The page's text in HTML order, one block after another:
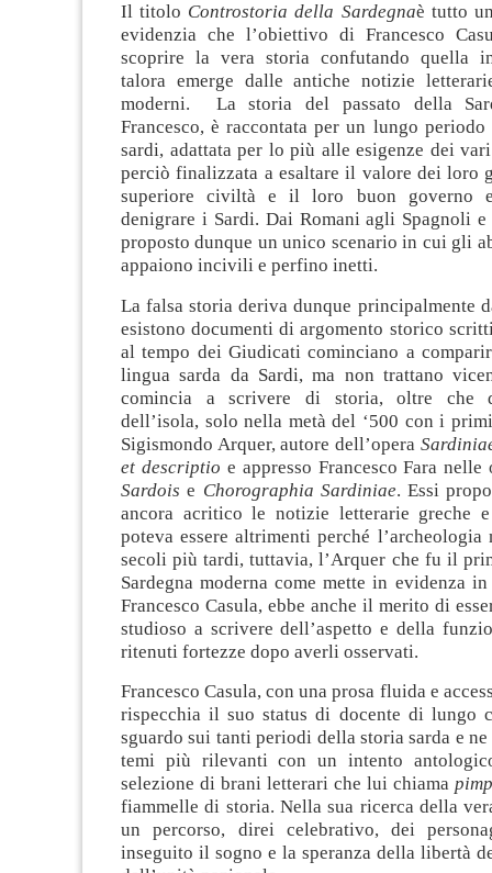
Il titolo Controstoria della Sardegnaè tutto
evidenzia che l’obiettivo di Francesco
scoprire la vera storia confutando quella
talora emerge dalle antiche notizie
moderni. La storia del passato della
Francesco, è raccontata per un lungo
sardi, adattata per lo più alle esigenze dei
perciò finalizzata a esaltare il valore dei loro
superiore civiltà e il loro buon governo
denigrare i Sardi. Dai Romani agli Spagnoli e
proposto dunque un unico scenario in cui gli
appaiono incivili e perfino inetti.
La falsa storia deriva dunque principalmente
esistono documenti di argomento storico
al tempo dei Giudicati cominciano a
lingua sarda da Sardi, ma non trattano
comincia a scrivere di storia, oltre che
dell’isola, solo nella metà del ‘500 con i
Sigismondo Arquer, autore dell’opera
et descriptio e appresso Francesco Fara nelle
Sardoise Chorographia Sardiniae. Essi
ancora acritico le notizie letterarie greche
poteva essere altrimenti perché l’archeologia
secoli più tardi, tuttavia, l’Arquer che fu il
Sardegna moderna come mette in evidenza
Francesco Casula, ebbe anche il merito di
studioso a scrivere dell’aspetto e della
ritenuti fortezze dopo averli osservati.
Francesco Casula, con una prosa fluida e
rispecchia il suo status di docente di lungo
sguardo sui tanti periodi della storia sarda e
temi più rilevanti con un intento
selezione di brani letterari che lui chiama
fiammelle di storia. Nella sua ricerca della
un percorso, direi celebrativo, dei
inseguito il sogno e la speranza della libertà